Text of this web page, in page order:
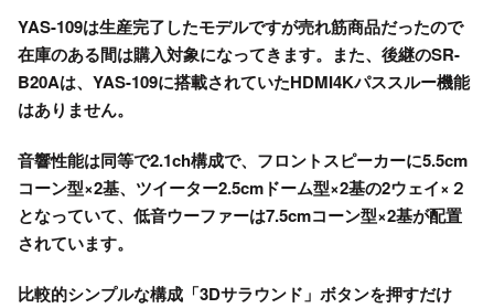
YAS-109は生産完了したモデルですが売れ筋商品だったので
在庫のある間は購入対象になってきます。また、後継のSR-
B20Aは、 YAS-109に搭載されていたHDMI4Kパススルー機能
はありません。
音響性能は同等で2.1ch構成で、フロントスピーカーに5.5cm
コーン型×2基、ツイーター2.5cmドーム型×2基の2ウェイ×２
となっていて、低音ウーファーは7.5cmコーン型×2基が配置
されています。
比較的シンプルな構成 「3Dサラウンド」ボタンを押すだけ